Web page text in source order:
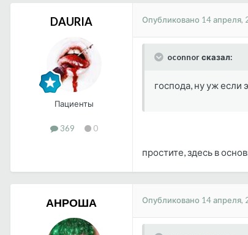
DAURIA
Пациенты
369 0
Опубликовано 14 апреля,
oconnor сказал:
господа, ну уж если
простите, здесь в
АНРОША Опубликовано 14 апреля,